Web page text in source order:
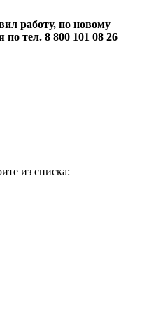
работу, по новому
тел. 8 800 101 08 26
из списка: